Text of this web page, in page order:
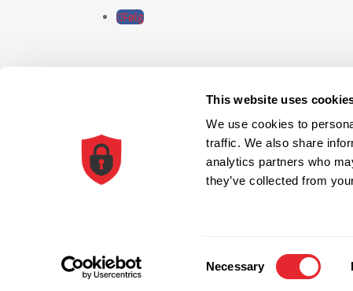
This website uses
We use cookies to
traffic. We also share
analytics partners who
they’ve collected from
Necessary
Følg
© 2026 All Rights Reserved
Din kurv er tom Gå til butikken
Fortsæt med handle